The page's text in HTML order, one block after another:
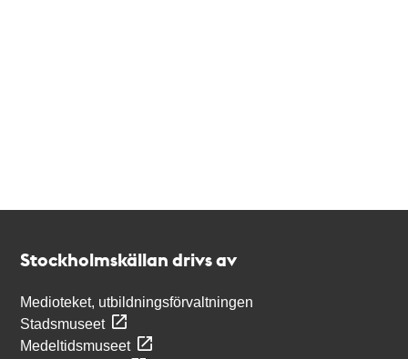
Stockholmskällan drivs av
Medioteket, utbildningsförvaltningen
Stadsmuseet
Medeltidsmuseet